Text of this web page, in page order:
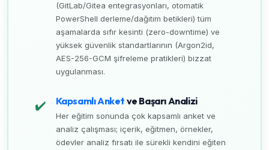
(GitLab/Gitea entegrasyonları, otomatik
PowerShell derleme/dağıtım betikleri) tüm
aşamalarda sıfır kesinti (zero-downtime) ve
yüksek güvenlik standartlarının (Argon2id,
AES-256-GCM şifreleme pratikleri) bizzat
uygulanması.
✔️ Kapsamlı Anket ve Başarı Analizi
Her eğitim sonunda çok kapsamlı anket ve
analiz çalışması; içerik, eğitmen, örnekler,
ödevler analiz fırsatı ile sürekli kendini eğiten